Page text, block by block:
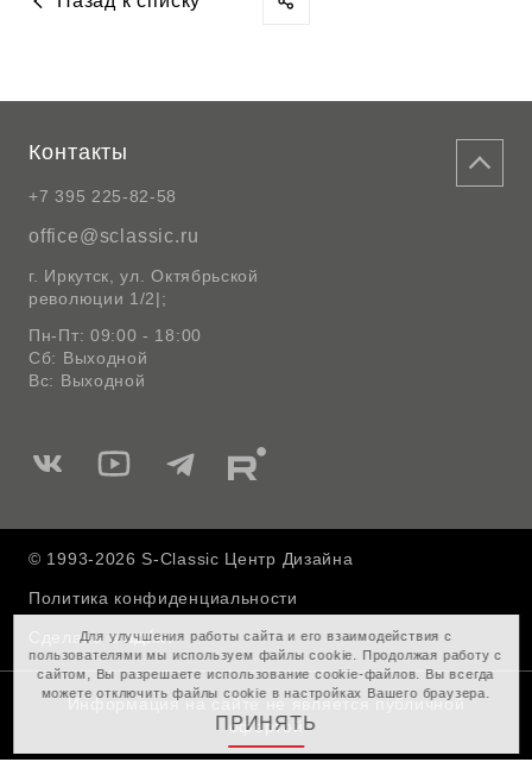
Контакты
+7 395 225-82-58
office@sclassic.ru
г. Иркутск, ул. Октябрьской
революции 1/2|;
Пн-Пт: 09:00 - 18:00
Сб: Выходной
Вс: Выходной
Мы
Вконтакте
Мы
Ютуб
Мы
Telegram
Мы
Rutube
© 1993-2026 S-Classic Центр Дизайна
Политика конфиденциальности
Сделано в
Информация на сайте не является публичной
офертой
Для улучшения работы сайта и его взаимодействия с
пользователями мы используем файлы cookie. Продолжая работу с
сайтом, Вы разрешаете использование cookie-файлов. Вы всегда
можете отключить файлы cookie в настройках Вашего браузера.
ПРИНЯТЬ